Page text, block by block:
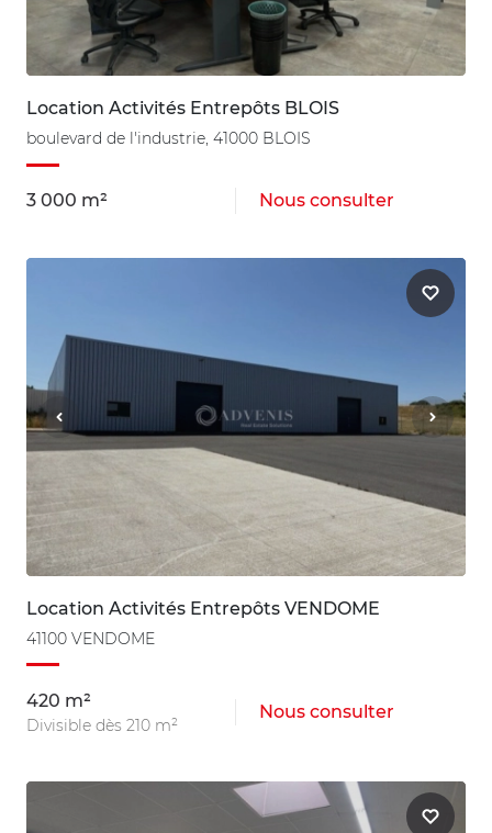
Location Activités Entrepôts BLOIS
boulevard de l'industrie, 41000 BLOIS
3 000 m² Nous consulter
Location Activités Entrepôts VENDOME
41100 VENDOME
420 m²
Divisible dès 210 m²
Nous consulter